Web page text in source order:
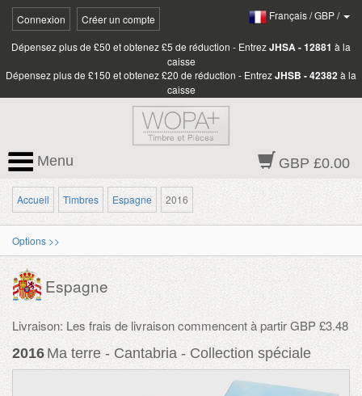
Connexion Créer un compte Français/GBP/
Dépensez plus de £50 et obtenez £5 de réduction - EntrezJHSA - 12881 à la
caisse
Dépensez plus de £150 et obtenez £20 de réduction - EntrezJHSB - 42382à la
caisse
GBP £0.00
Menu
Accueil Timbres Espagne 2016
Options >>
Espagne
Livraison: Les frais de livraison commencent à partir GBP £3.48
2016 Ma terre - Cantabria - Collection spéciale